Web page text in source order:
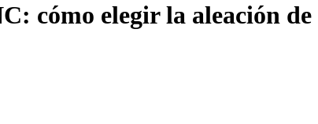
cómo elegir la aleación de